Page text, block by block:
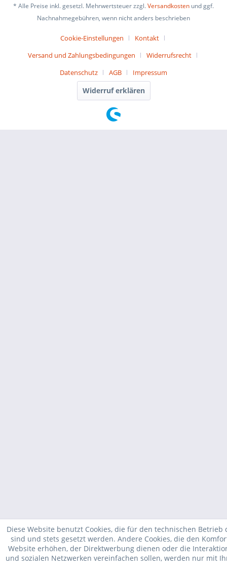
* Alle Preise inkl. gesetzl. Mehrwertsteuer zzgl.Versandkosten und ggf.
Nachnahmegebühren, wenn nicht anders beschrieben
Cookie-Einstellungen
Kontakt
Versand und Zahlungsbedingungen
Widerrufsrecht
Datenschutz
AGB Impressum
Widerruf erklären
Diese Website benutzt Cookies, die für den technischen
sind und stets gesetzt werden. Andere Cookies, die den
Website erhöhen, der Direktwerbung dienen oder die
und sozialen Netzwerken vereinfachen sollen, werden nur mit